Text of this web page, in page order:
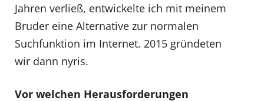
Jahren verließ, entwickelte ich mit meinem
Bruder eine Alternative zur normalen
Suchfunktion im Internet. 2015 gründeten
wir dann nyris.
Vor welchen Herausforderungen